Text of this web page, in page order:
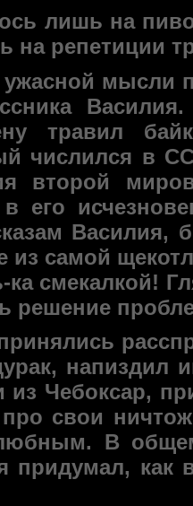
лишь на
на репетиции
мысли
травил
числился в
второй
его
из самой
смекалкой!
решение
напиздил
из Чебоксар,
про свои
В
придумал, как